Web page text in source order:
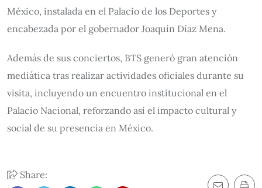
México, instalada en el Palacio de los Deportes y
encabezada por el gobernador Joaquín Díaz Mena.
Además de sus conciertos, BTS generó gran atención
mediática tras realizar actividades oficiales durante su
visita, incluyendo un encuentro institucional en el
Palacio Nacional, reforzando así el impacto cultural y
social de su presencia en México.
Share: